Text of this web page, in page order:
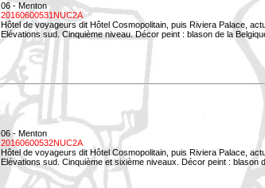
06 - Menton
20160600531NUC2A
Hôtel de voyageurs dit Hôtel Cosmopolitain, puis Riviera Palace,
Elévations sud. Cinquième niveau. Décor peint : blason de la
06 - Menton
20160600532NUC2A
Hôtel de voyageurs dit Hôtel Cosmopolitain, puis Riviera Palace,
Elévations sud. Cinquième et sixième niveaux. Décor peint : blason